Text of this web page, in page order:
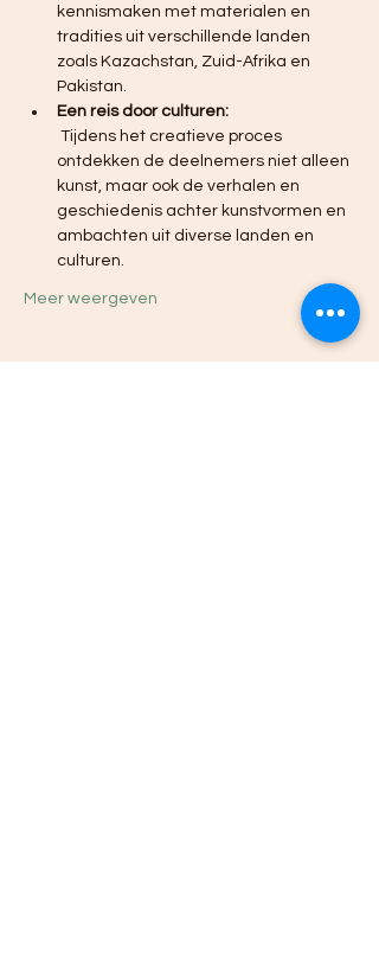
kennismaken met materialen en
tradities uit verschillende landen
zoals Kazachstan, Zuid-Afrika en
Pakistan.
Een reis door culturen:
ontdekken de deelnemers niet alleen
kunst, maar ook de verhalen en
geschiedenis achter kunstvormen en
ambachten uit diverse landen en
culturen.
Meer weergeven